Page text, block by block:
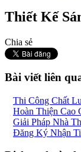
Thiết Kế
Chia sẻ
Bài viết liên
Thi Công Chất
Hoàn Thiện Cao
Giải Pháp Nhà
Đăng Ký Nhận